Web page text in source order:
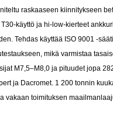
raskaaseen kiinnitykseen
käyttö ja hi-low-kierteet
Tehdas käyttää ISO 9001 -
mikä varmistaa
M7,5–M8,0 ja pituudet jopa
ja Dacromet. 1 200 tonnin
vakaan toimituksen